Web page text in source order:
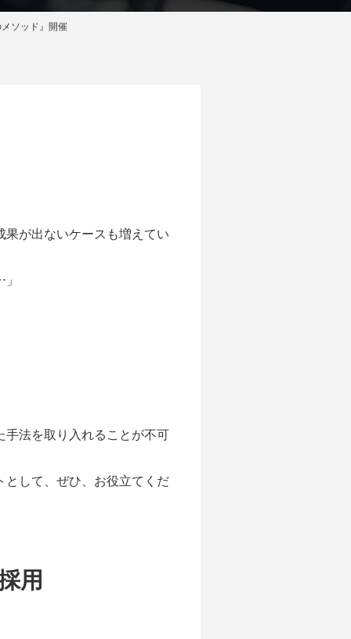
ソッド』開催
が出ないケースも増えてい
法を取り入れることが不可
して、ぜひ、お役立てくだ
用